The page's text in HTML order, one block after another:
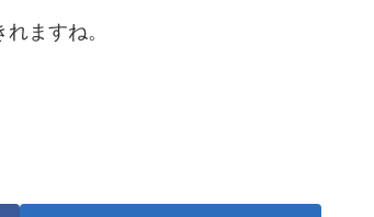
ますね。